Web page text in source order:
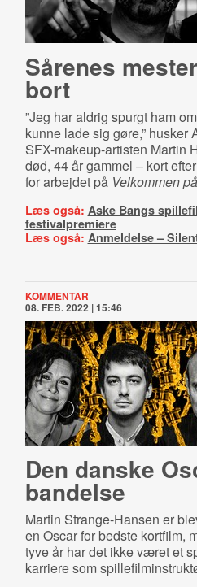
Sårenes
bort
”Jeg har aldrig spurgt ham
kunne lade sig gøre,” husker
SFX-makeup-artisten Martin
død, 44 år gammel – kort
for arbejdet på Velkommen
Læs også: Aske Bangs
festivalpremiere
Læs også: Anmeldelse –
KOMMENTAR
08. FEB. 2022 | 15:46
Den danske
ban­del­se
Martin Strange-Hansen er
en Oscar for bedste kortfilm,
tyve år har det ikke været et
karriere som